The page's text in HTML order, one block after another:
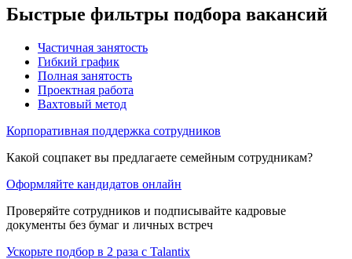
Быстрые фильтры подбора вакансий
Частичная занятость
Гибкий график
Полная занятость
Проектная работа
Вахтовый метод
Корпоративная поддержка сотрудников
Какой соцпакет вы предлагаете семейным сотрудникам?
Оформляйте кандидатов онлайн
Проверяйте сотрудников и подписывайте кадровые
документы без бумаг и личных встреч
Ускорьте подбор в 2 раза с Talantix